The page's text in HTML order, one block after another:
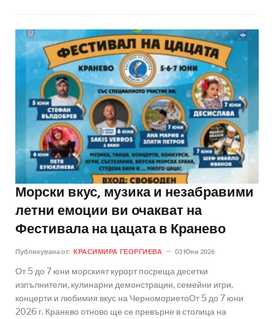
Морски вкус, музика и незабравими
летни емоции ви очакват на
Фестивала на цацата в Кранево
Публикувана от: КРАСИМИРА ГЕОРГИЕВА 03 Юни 2026
От 5 до 7 юни морският курорт посреща десетки
изпълнители, кулинарни демонстрации, семейни игри,
концерти и любимия вкус на ЧерномориетоОт 5 до 7 юни
2026 г. Кранево отново ще се превърне в столица на